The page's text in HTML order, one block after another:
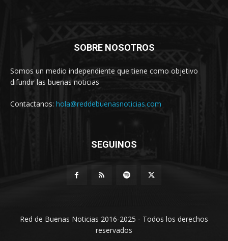
SOBRE NOSOTROS
Somos un medio independiente que tiene como objetivo
difundir las buenas noticias
Contactanos: hola@reddebuenasnoticias.com
SEGUINOS
Red de Buenas Noticias 2016-2025 - Todos los derechos
reservados